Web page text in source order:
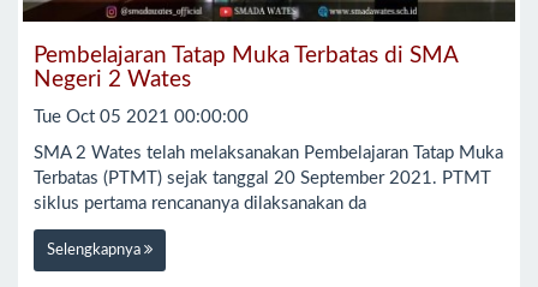
Pembelajaran Tatap Muka Terbatas di SMA
Negeri 2 Wates
Tue Oct 05 2021 00:00:00
SMA 2 Wates telah melaksanakan Pembelajaran Tatap Muka
Terbatas (PTMT) sejak tanggal 20 September 2021. PTMT
siklus pertama rencananya dilaksanakan da
Selengkapnya